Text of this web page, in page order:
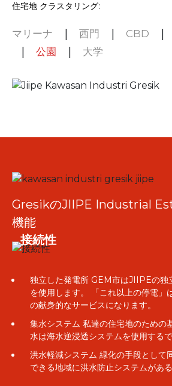
住宅地 クラスタリング:
マリーナ | 西門 | CBD |
| 公園 | 大学
GresikのJIIPE Industrial
機能
接続性
独立した発電所 GEM市はJIIPEの独
を使用します。 「これ以上の停電」
の献身的なサービスになります。
集水システム 私達の住宅地のための
水は海水逆浸透システムを使用するで
洪水軽減システム 緑化の手段として
できる地域に洪水防止システムがあ